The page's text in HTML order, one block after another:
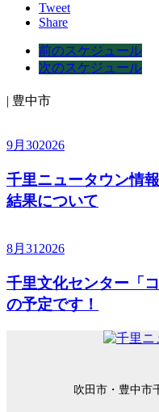
Tweet
Share
前のスケジュール
次のスケジュール
| 豊中市
9月 302026
千里ニュータウン情
結果について
8月 312026
千里文化センター「
の予定です！
吹田市・豊中市